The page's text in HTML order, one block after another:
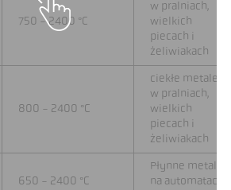
750 - 2400 °C
w pralniach,
wielkich
piecach i
żeliwiakach
800 - 2400 °C
ciekłe metale
w pralniach,
wielkich
piecach i
żeliwiakach
650 - 2400 °C
Płynne metale
na automatach